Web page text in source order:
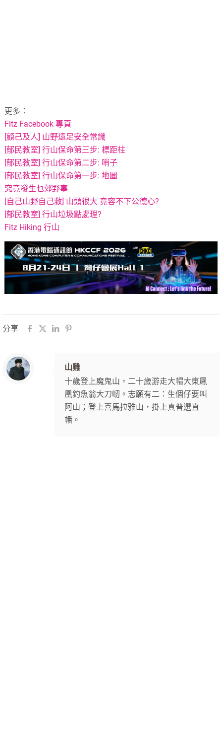
更多：
Fitz Facebook 專頁
[顧己及人] 山野遠足安全常識
[郁民教室] 行山保命第三步: 標距柱
[郁民教室] 行山保命第二步: 哨子
[郁民教室] 行山保命第一步: 地圖
究竟發生乜郊野事
[自己山野自己救] 山頭很大 竟容不下公德心?
[郁民教室] 行山垃圾點處理?
Fitz Hiking 行山
分享
山雞
十歲登上魔鬼山，二十歲游走大帽大東鳳
凰釣魚翁大刀屻。志願有二：生個仔要叫
阿山；登上喜馬拉雅山，掛上真普選直
幡。